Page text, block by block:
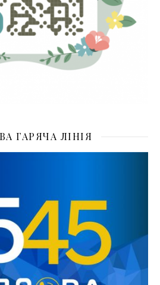
ГАРЯЧА ЛІНІЯ